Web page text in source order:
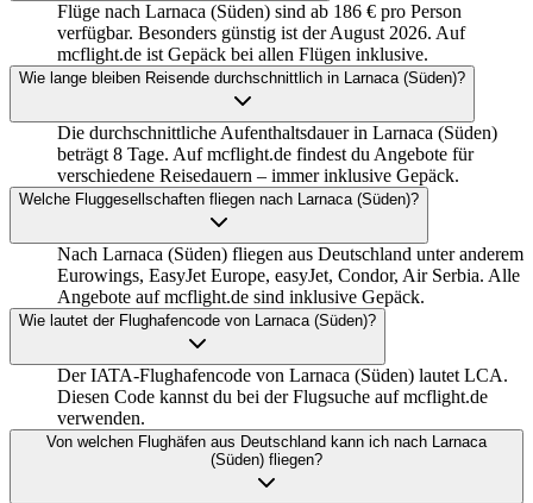
Flüge nach Larnaca (Süden) sind ab 186 € pro Person
verfügbar. Besonders günstig ist der August 2026. Auf
mcflight.de ist Gepäck bei allen Flügen inklusive.
Wie lange bleiben Reisende durchschnittlich in Larnaca (Süden)?
Die durchschnittliche Aufenthaltsdauer in Larnaca (Süden)
beträgt 8 Tage. Auf mcflight.de findest du Angebote für
verschiedene Reisedauern – immer inklusive Gepäck.
Welche Fluggesellschaften fliegen nach Larnaca (Süden)?
Nach Larnaca (Süden) fliegen aus Deutschland unter anderem
Eurowings, EasyJet Europe, easyJet, Condor, Air Serbia. Alle
Angebote auf mcflight.de sind inklusive Gepäck.
Wie lautet der Flughafencode von Larnaca (Süden)?
Der IATA-Flughafencode von Larnaca (Süden) lautet LCA.
Diesen Code kannst du bei der Flugsuche auf mcflight.de
verwenden.
Von welchen Flughäfen aus Deutschland kann ich nach Larnaca
(Süden) fliegen?